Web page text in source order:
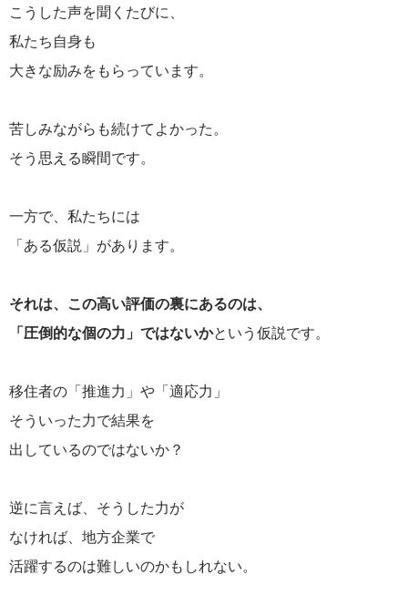
こうした声を聞くたびに、
私たち自身も
大きな励みをもらっています。
苦しみながらも続けてよかった。
そう思える瞬間です。
一方で、私たちには
「ある仮説」があります。
それは、この高い評価の裏にあるのは、
「圧倒的な個の力」ではないかという仮説です。
移住者の「推進力」や「適応力」
そういった力で結果を
出しているのではないか？
逆に言えば、そうした力が
なければ、地方企業で
活躍するのは難しいのかもしれない。